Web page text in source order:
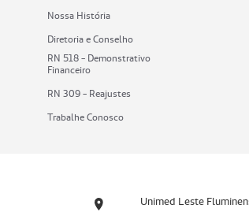
Nossa História
Diretoria e Conselho
RN 518 - Demonstrativo
Financeiro
RN 309 - Reajustes
Trabalhe Conosco
Unimed Leste